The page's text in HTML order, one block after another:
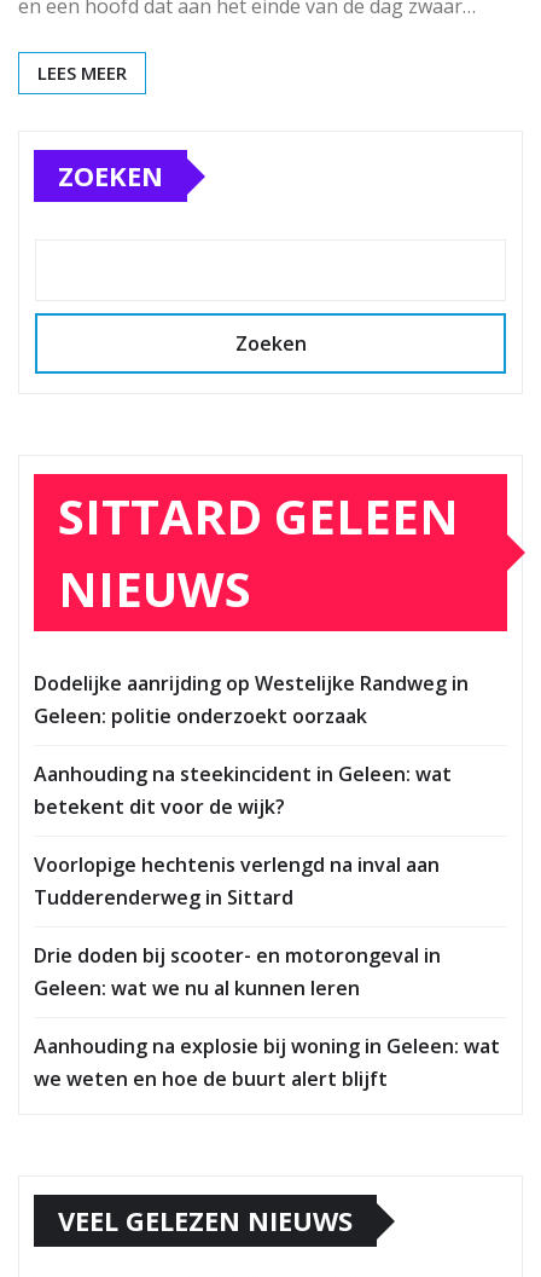
en een hoofd dat aan het einde van de dag zwaar…
LEES MEER
ZOEKEN
Zoeken
SITTARD GELEEN
NIEUWS
Dodelijke aanrijding op Westelijke Randweg in
Geleen: politie onderzoekt oorzaak
Aanhouding na steekincident in Geleen: wat
betekent dit voor de wijk?
Voorlopige hechtenis verlengd na inval aan
Tudderenderweg in Sittard
Drie doden bij scooter- en motorongeval in
Geleen: wat we nu al kunnen leren
Aanhouding na explosie bij woning in Geleen: wat
we weten en hoe de buurt alert blijft
VEEL GELEZEN NIEUWS